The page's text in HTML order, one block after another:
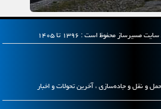
و نقل و جاده‌سازی ، آخرین تحولات و اخبار